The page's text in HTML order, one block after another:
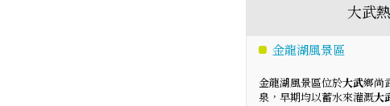
大武
金龍湖風景區
金龍湖風景區位於大武鄉尚
泉，早期均以蓄水來灌溉大